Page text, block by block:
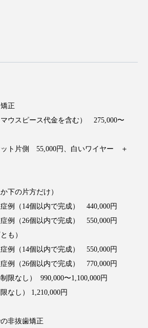
正
ウスピース代金を含む） 275,000〜
ット片側 55,000円、白いワイヤー ＋
下の片方だけ）
例（14個以内で完成） 440,000円
例（26個以内で完成） 550,000円
も）
例（14個以内で完成） 550,000円
例（26個以内で完成） 770,000円
限なし） 990,000〜1,100,000円
なし） 1,210,000円
非抜歯矯正